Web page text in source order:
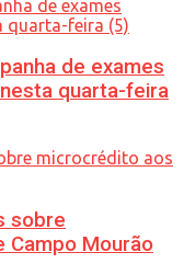
de exames
quarta-feira
sobre
Campo Mourão